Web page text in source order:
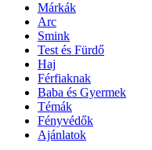
Márkák
Arc
Smink
Test és Fürdő
Haj
Férfiaknak
Baba és Gyermek
Témák
Fényvédők
Ajánlatok